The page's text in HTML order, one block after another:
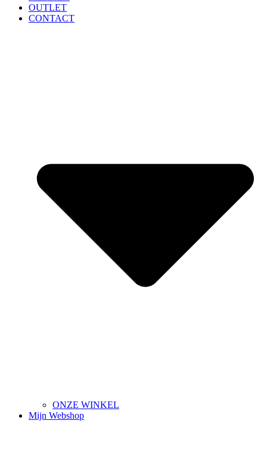
OUTLET
CONTACT
ONZE WINKEL
Mijn Webshop